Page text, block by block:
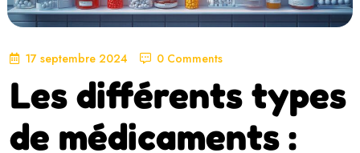
17 septembre 2024 0 Comments
Les différents types
de médicaments :